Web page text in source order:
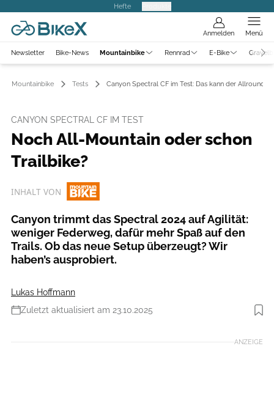
Hefte
Anmelden Menü
Newsletter Bike-News Mountainbike Rennrad E-Bike
Mountainbike Tests Canyon Spectral CF im Test: Das kann der Allrounder
CANYON SPECTRAL CF IM TEST
Noch All-Mountain oder schon
Trailbike?
INHALT VON
Canyon trimmt das Spectral 2024 auf Agilität:
weniger Federweg, dafür mehr Spaß auf den
Trails. Ob das neue Setup überzeugt? Wir
haben’s ausprobiert.
Lukas Hoffmann
Zuletzt aktualisiert am 23.10.2025
Foto: Stefan Eigner
ANZEIGE